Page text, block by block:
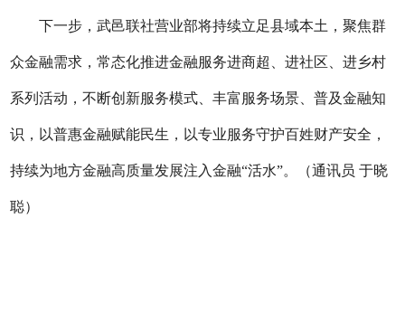
下一步，武邑联社营业部将持续立足县域本土，聚焦群
众金融需求，常态化推进金融服务进商超、进社区、进乡村
系列活动，不断创新服务模式、丰富服务场景、普及金融知
识，以普惠金融赋能民生，以专业服务守护百姓财产安全，
持续为地方金融高质量发展注入金融“活水”。 （通讯员 于晓
聪）